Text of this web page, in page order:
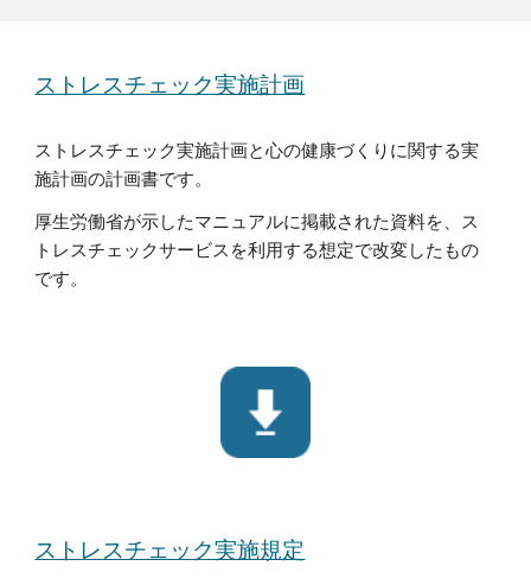
ストレスチェック実施計画
ストレスチェック実施計画と心の健康づくりに関する実
施計画の計画書です。
厚生労働省が示したマニュアルに掲載された資料を、ス
トレスチェックサービス を利用する想定で改変したもの
です。
ストレスチェック実施規定